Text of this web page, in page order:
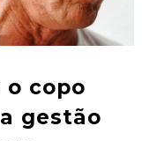
o copo
gestão